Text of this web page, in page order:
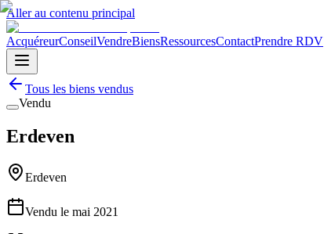
Aller au contenu principal
AcquéreurConseilVendreBiensRessourcesContactPrendre RDV
Tous les biens vendus
Vendu
Erdeven
Erdeven
Vendu le mai 2021